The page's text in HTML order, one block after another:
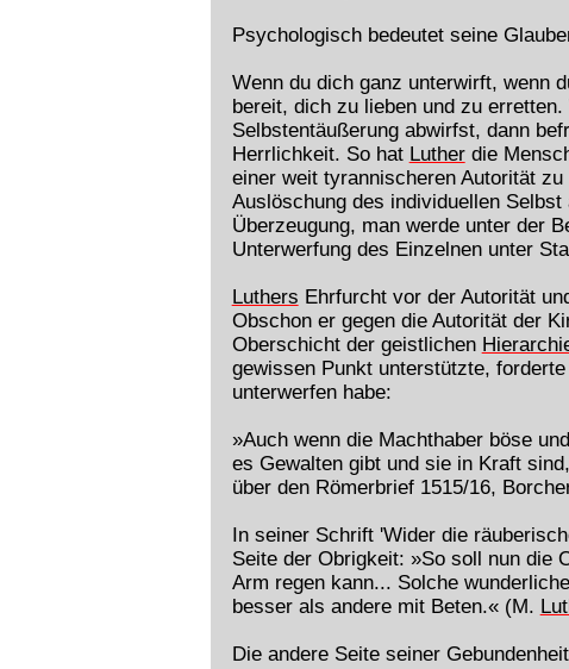
Psychologisch bedeutet seine
Wenn du dich ganz unterwirft, wenn
bereit, dich zu lieben und zu
Selbstentäußerung abwirfst, dann
Herrlichkeit. So hat Lutherdie
einer weit tyrannischeren Autorität
Auslöschung des individuellen
Überzeugung, man werde unter der
Unterwerfung des Einzelnen unter
Luthers Ehrfurcht vor der Autorität
Obschon er gegen die Autorität der
Oberschicht der geistlichen
gewissen Punkt unterstützte,
unterwerfen habe:
»Auch wenn die Machthaber böse
es Gewalten gibt und sie in Kraft
über den Römerbrief 1515/16,
In seiner Schrift 'Wider die
Seite der Obrigkeit: »So soll nun die
Arm regen kann... Solche
besser als andere mit Beten.« (M.
Die andere Seite seiner